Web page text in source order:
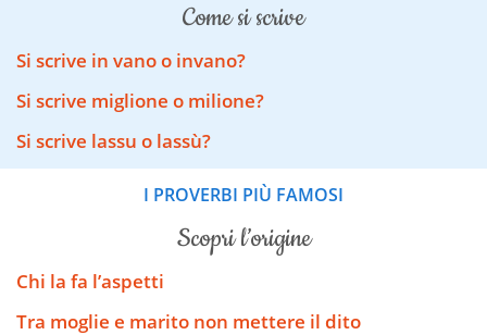
come si scrive
Si scrive in vano o invano?
Si scrive miglione o milione?
Si scrive lassu o lassù?
I PROVERBI PIÙ FAMOSI
scopri l’origine
Chi la fa l’aspetti
Tra moglie e marito non mettere il dito